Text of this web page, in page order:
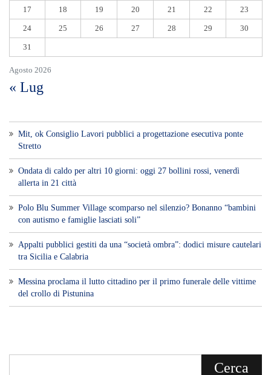
Agosto 2026
17 18 19 20 21 22 23
24 25 26 27 28 29 30
31
« Lug
Mit, ok Consiglio Lavori pubblici a progettazione esecutiva ponte
Stretto
Ondata di caldo per altri 10 giorni: oggi 27 bollini rossi, venerdì
allerta in 21 città
Polo Blu Summer Village scomparso nel silenzio? Bonanno “bambini
con autismo e famiglie lasciati soli”
Appalti pubblici gestiti da una “società ombra”: dodici misure cautelari
tra Sicilia e Calabria
Messina proclama il lutto cittadino per il primo funerale delle vittime
del crollo di Pistunina